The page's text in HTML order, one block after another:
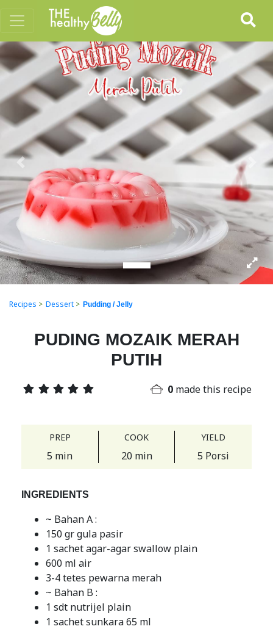
Previous Next
Recipes > Dessert > Pudding / Jelly
PUDING MOZAIK MERAH
PUTIH
0 made this recipe
PREP
5 min
COOK
20 min
YIELD
5 Porsi
INGREDIENTS
~ Bahan A :
150 gr gula pasir
1 sachet agar-agar swallow plain
600 ml air
3-4 tetes pewarna merah
~ Bahan B :
1 sdt nutrijel plain
1 sachet sunkara 65 ml